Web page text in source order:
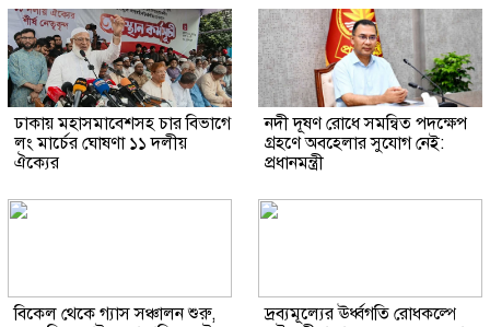
ঢাকায় মহাসমাবেশসহ চার বিভাগে
লং মার্চের ঘোষণা ১১ দলীয়
ঐক্যের
নদী দূষণ রোধে সমন্বিত পদক্ষেপ
গ্রহণে অবহেলার সুযোগ নেই:
প্রধানমন্ত্রী
বিকেল থেকে গ্যাস সঞ্চালন শুরু,
দ্রব্যমূল্যের ঊর্ধ্বগতি রোধকল্পে